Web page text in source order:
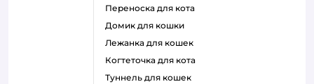
переноска для кота
домик для кошки
лежанка для кошек
когтеточка для кота
туннель для кошек